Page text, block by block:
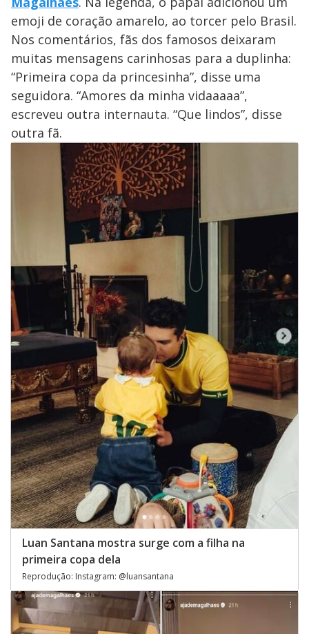
emoji de coração amarelo, ao torcer pelo Brasil.
Nos comentários, fãs dos famosos deixaram
muitas mensagens carinhosas para a duplinha:
“Primeira copa da princesinha”, disse uma
seguidora. “Amores da minha vidaaaaa”,
escreveu outra internauta. “Que lindos”, disse
outra fã.
Luan Santana mostra surge com a filha na
primeira copa dela
Reprodução: Instagram: @luansantana